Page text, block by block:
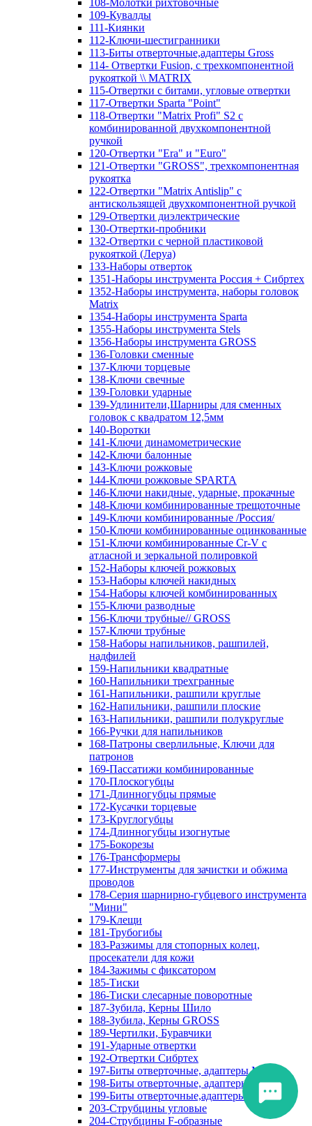
108-Молотки рихтовочные
109-Кувалды
111-Киянки
112-Ключи-шестигранники
113-Биты отверточные,адаптеры Gross
114- Отвертки Fusion, c трехкомпонентной
рукояткой \\ MATRIX
115-Отвертки с битами, угловые отвертки
117-Отвертки Sparta "Point"
118-Отвертки "Matrix Profi" S2 с
комбинированной двухкомпонентной
ручкой
120-Отвертки "Era" и "Euro"
121-Отвертки "GROSS", трехкомпонентная
рукоятка
122-Отвертки "Matrix Antislip" с
антискользящей двухкомпонентной ручкой
129-Отвертки диэлектрические
130-Отвертки-пробники
132-Отвертки с черной пластиковой
рукояткой (Леруа)
133-Наборы отверток
1351-Наборы инструмента Россия + Сибртех
1352-Наборы инструмента, наборы головок
Matrix
1354-Наборы инструмента Sparta
1355-Наборы инструмента Stels
1356-Наборы инструмента GROSS
136-Головки сменные
137-Ключи торцевые
138-Ключи свечные
139-Головки ударные
139-Удлинители,Шарниры для сменных
головок с квадратом 12,5мм
140-Воротки
141-Ключи динамометрические
142-Ключи балонные
143-Ключи рожковые
144-Ключи рожковые SPARTA
146-Ключи накидные, ударные, прокачные
148-Ключи комбинированные трещоточные
149-Ключи комбинированные /Россия/
150-Ключи комбинированные оцинкованные
151-Ключи комбинированные Cr-V с
атласной и зеркальной полировкой
152-Наборы ключей рожковых
153-Наборы ключей накидных
154-Наборы ключей комбинированных
155-Ключи разводные
156-Ключи трубные// GROSS
157-Ключи трубные
158-Наборы напильников, рашпилей,
надфилей
159-Напильники квадратные
160-Напильники трехгранные
161-Напильники, рашпили круглые
162-Напильники, рашпили плоские
163-Напильники, рашпили полукруглые
166-Ручки для напильников
168-Патроны сверлильные, Ключи для
патронов
169-Пассатижи комбинированные
170-Плоскогубцы
171-Длинногубцы прямые
172-Кусачки торцевые
173-Круглогубцы
174-Длинногубцы изогнутые
175-Бокорезы
176-Трансформеры
177-Инструменты для зачистки и обжима
проводов
178-Серия шарнирно-губцевого инструмента
"Мини"
179-Клещи
181-Трубогибы
183-Разжимы для стопорных колец,
просекатели для кожи
184-Зажимы с фиксатором
185-Тиски
186-Тиски слесарные поворотные
187-Зубила, Керны Шило
188-Зубила, Керны GROSS
189-Чертилки, Буравчики
191-Ударные отвертки
192-Отвертки Сибртех
197-Биты отверточные, адаптеры Matrix
198-Биты отверточные, адаптеры Прочие
199-Биты отверточные,адаптеры Сибртех
203-Струбцины угловые
204-Струбцины F-образные